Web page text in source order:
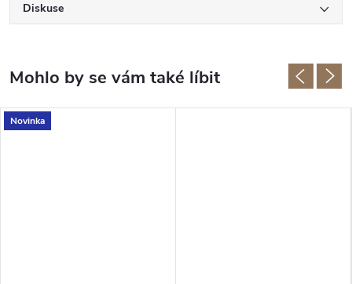
Diskuse
Novinka